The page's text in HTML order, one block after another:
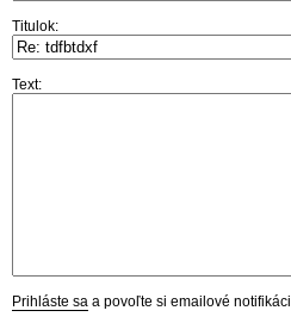
Titulok:
Text:
Prihláste sa a povoľte si emailové